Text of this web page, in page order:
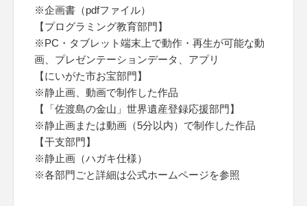
※企画書（pdfファイル）
【プログラミング教育部門】
※PC・タブレット端末上で動作・再生が可能な動
画、プレゼンテーションデータ、アプリ
【にいがた市お宝部門】
※静止画、動画で制作した作品
【「佐渡島の金山」世界遺産登録応援部門】
※静止画または動画（5分以内）で制作した作品
【干支部門】
※静止画（ハガキ仕様）
※各部門ごと詳細は公式ホームページを参照